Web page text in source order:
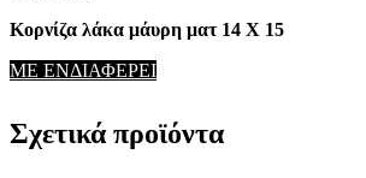
Κορνίζα λάκα μάυρη ματ 14 Χ 15
ΜΕ ΕΝΔΙΑΦΕΡΕΙ
Σχετικά προϊόντα